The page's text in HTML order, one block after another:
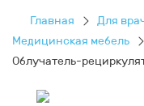
Главная
Для
Медицинская мебель
Облучатель-